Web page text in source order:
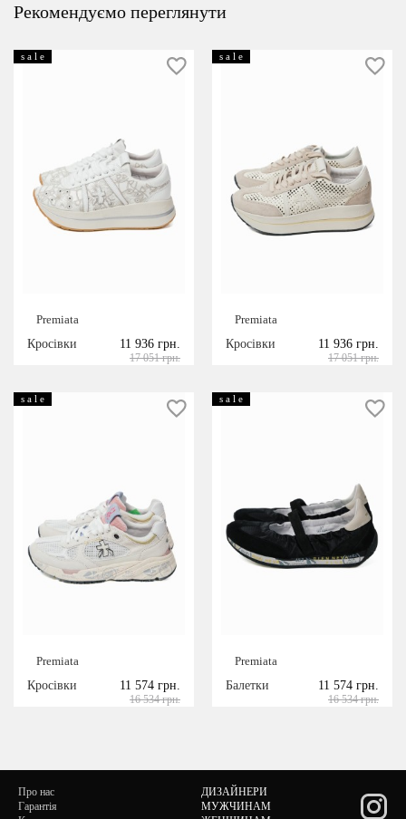
Рекомендуємо переглянути
s a l e
Premiata
Кросівки
11 936 грн.
17 051 грн.
s a l e
Premiata
Кросівки
11 936 грн.
17 051 грн.
s a l e
Premiata
Кросівки
11 574 грн.
16 534 грн.
s a l e
Premiata
Балетки
11 574 грн.
16 534 грн.
Про нас
Гарантія
ДИЗАЙНЕРИ
МУЖЧИНАМ